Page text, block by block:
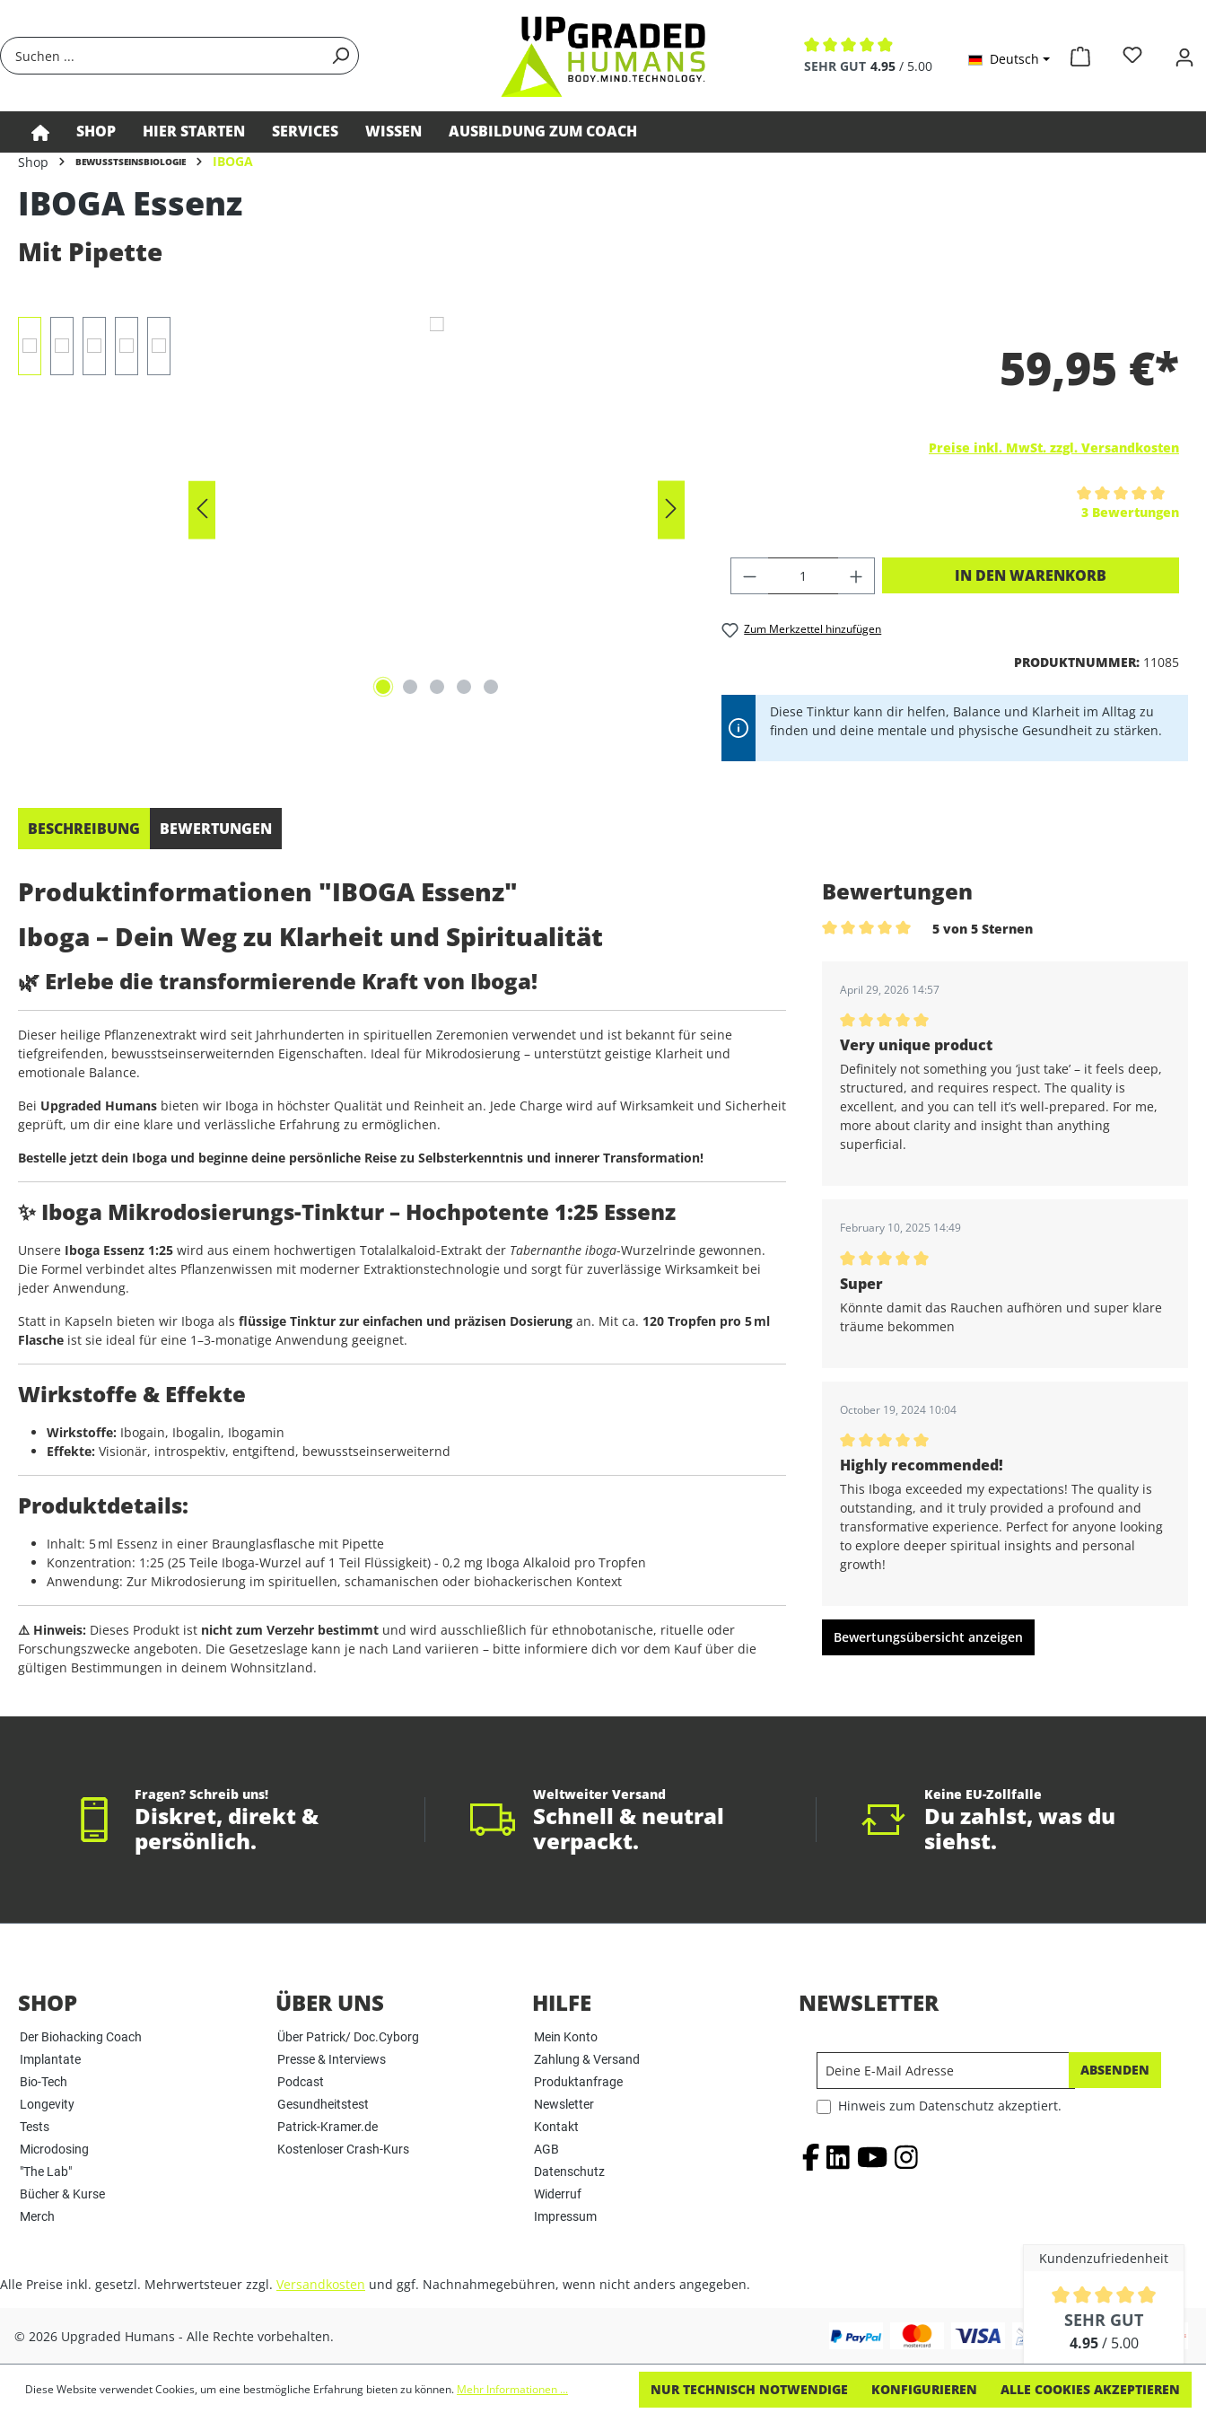
Durchschnittliche Bewertung von 4.9 von 5 Sternen
SEHR GUT 4.95 / 5.00 Deutsch
SHOP HIER STARTEN SERVICES WISSEN AUSBILDUNG ZUM COACH
Shop BEWUSSTSEINSBIOLOGIE IBOGA
IBOGA Essenz
Mit Pipette
59,95 €*
Preise inkl. MwSt. zzgl. Versandkosten
3 Bewertungen
PRODUKT ANZAHL: GIB DEN
IN DEN WARENKORB
Zum Merkzettel hinzufügen
PRODUKTNUMMER: 11085
Diese Tinktur kann dir helfen, Balance und Klarheit im Alltag zu
finden und deine mentale und physische Gesundheit zu stärken.
BESCHREIBUNG BEWERTUNGEN
Produktinformationen "IBOGA Essenz"
Iboga – Dein Weg zu Klarheit und Spiritualität
🌿 Erlebe die transformierende Kraft von Iboga!
Dieser heilige Pflanzenextrakt wird seit Jahrhunderten in spirituellen Zeremonien verwendet und ist bekannt für seine
tiefgreifenden, bewusstseinserweiternden Eigenschaften. Ideal für Mikrodosierung – unterstützt geistige Klarheit und
emotionale Balance.
Bei Upgraded Humans bieten wir Iboga in höchster Qualität und Reinheit an. Jede Charge wird auf Wirksamkeit und Sicherheit
geprüft, um dir eine klare und verlässliche Erfahrung zu ermöglichen.
Bestelle jetzt dein Iboga und beginne deine persönliche Reise zu Selbsterkenntnis und innerer Transformation!
✨ Iboga Mikrodosierungs-Tinktur – Hochpotente 1:25 Essenz
Unsere Iboga Essenz 1:25 wird aus einem hochwertigen Totalalkaloid-Extrakt der Tabernanthe iboga-Wurzelrinde gewonnen.
Die Formel verbindet altes Pflanzenwissen mit moderner Extraktionstechnologie und sorgt für zuverlässige Wirksamkeit bei
jeder Anwendung.
Statt in Kapseln bieten wir Iboga als flüssige Tinktur zur einfachen und präzisen Dosierung an. Mit ca. 120 Tropfen pro 5 ml
Flasche ist sie ideal für eine 1–3-monatige Anwendung geeignet.
Wirkstoffe & Effekte
Wirkstoffe: Ibogain, Ibogalin, Ibogamin
Effekte: Visionär, introspektiv, entgiftend, bewusstseinserweiternd
Produktdetails:
Inhalt: 5 ml Essenz in einer Braunglasflasche mit Pipette
Konzentration: 1:25 (25 Teile Iboga-Wurzel auf 1 Teil Flüssigkeit) - 0,2 mg Iboga Alkaloid pro Tropfen
Anwendung: Zur Mikrodosierung im spirituellen, schamanischen oder biohackerischen Kontext
⚠️ Hinweis: Dieses Produkt ist nicht zum Verzehr bestimmt und wird ausschließlich für ethnobotanische, rituelle oder
Forschungszwecke angeboten. Die Gesetzeslage kann je nach Land variieren – bitte informiere dich vor dem Kauf über die
gültigen Bestimmungen in deinem Wohnsitzland.
Bewertungen
5 von 5 Sternen
April 29, 2026 14:57
Durchschnittliche Bewertung von 5 von 5 Sternen
Very unique product
Definitely not something you ‘just take’ – it feels deep,
structured, and requires respect. The quality is
excellent, and you can tell it’s well-prepared. For me,
more about clarity and insight than anything
superficial.
February 10, 2025 14:49
Durchschnittliche Bewertung von 5 von 5 Sternen
Super
Könnte damit das Rauchen aufhören und super klare
träume bekommen
October 19, 2024 10:04
Durchschnittliche Bewertung von 5 von 5 Sternen
Highly recommended!
This Iboga exceeded my expectations! The quality is
outstanding, and it truly provided a profound and
transformative experience. Perfect for anyone looking
to explore deeper spiritual insights and personal
growth!
Bewertungsübersicht anzeigen
Fragen? Schreib uns!
Diskret, direkt &
persönlich.
Weltweiter Versand
Schnell & neutral
verpackt.
Keine EU-Zollfalle
Du zahlst, was du
siehst.
Kundenzufriedenheit
Durchschnittliche Bewertung
SEHR GUT
4.95/ 5.00
aus 254 Bewertungen
SHOP
Der Biohacking Coach
Implantate
Bio-Tech
Longevity
Tests
Microdosing
"The Lab"
Bücher & Kurse
Merch
ÜBER UNS
Über Patrick/ Doc.Cyborg
Presse & Interviews
Podcast
Gesundheitstest
Patrick-Kramer.de
Kostenloser Crash-Kurs
HILFE
Mein Konto
Zahlung & Versand
Produktanfrage
Newsletter
Kontakt
AGB
Datenschutz
Widerruf
Impressum
NEWSLETTER
ABSENDEN
Hinweis zum Datenschutz akzeptiert.
Alle Preise inkl. gesetzl. Mehrwertsteuer zzgl. Versandkosten und ggf. Nachnahmegebühren, wenn nicht anders angegeben.
© 2026 Upgraded Humans - Alle Rechte vorbehalten.
Diese Website verwendet Cookies, um eine bestmögliche Erfahrung bieten zu können. Mehr Informationen ... NUR TECHNISCH NOTWENDIGE KONFIGURIEREN ALLE COOKIES AKZEPTIEREN